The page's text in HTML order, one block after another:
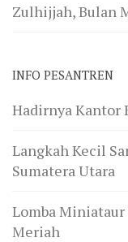
Zulhijjah, Bulan
INFO PESANTREN
Hadirnya Kantor
Langkah Kecil
Sumatera Utara
Lomba Miniataur
Meriah